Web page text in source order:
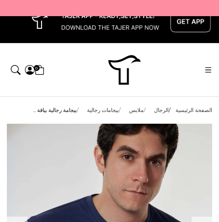
0
الصفحة الرئيسية الرجال ملابس بيجامات رجالية بيجامة رجالية بياقة ...